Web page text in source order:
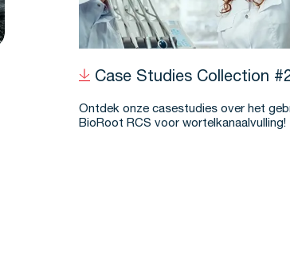
Case Studies Collection
Ontdek onze casestudies over het
BioRoot RCS voor wortelkanaalvulling!